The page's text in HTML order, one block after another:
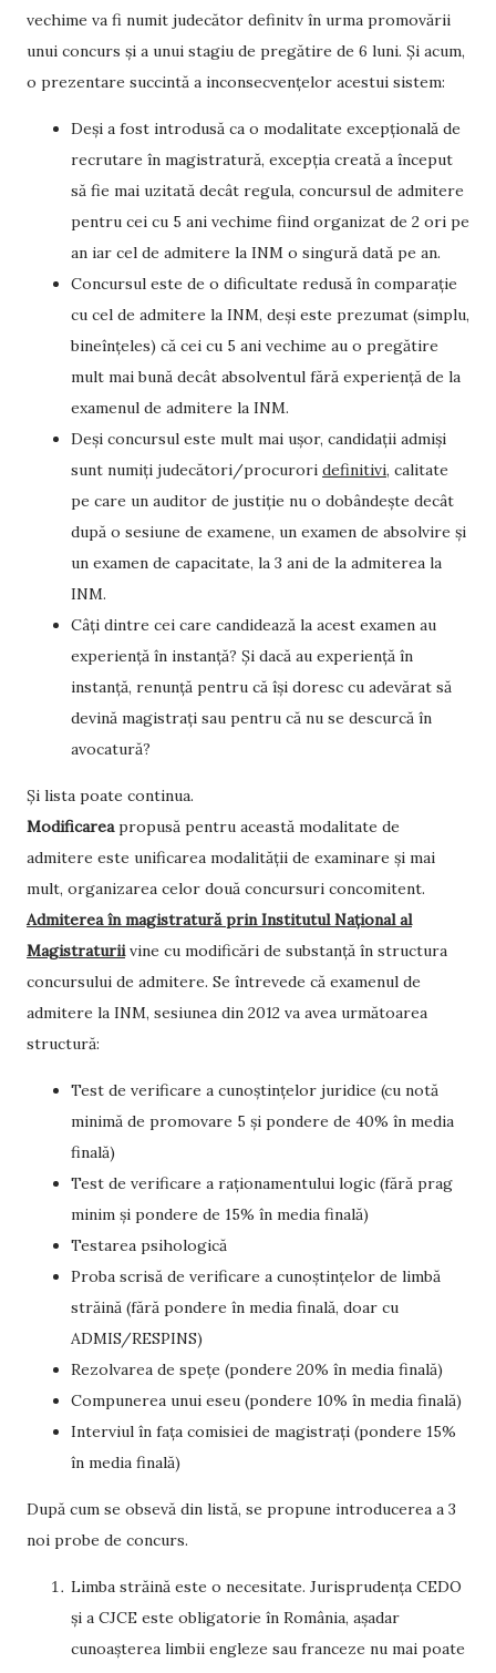
vechime va fi numit judecător definitv în urma promovării
unui concurs și a unui stagiu de pregătire de 6 luni. Și acum,
o prezentare succintă a inconsecvențelor acestui sistem:
Deși a fost introdusă ca o modalitate excepțională de
recrutare în magistratură, excepția creată a început
să fie mai uzitată decât regula, concursul de admitere
pentru cei cu 5 ani vechime fiind organizat de 2 ori pe
an iar cel de admitere la INM o singură dată pe an.
Concursul este de o dificultate redusă în comparație
cu cel de admitere la INM, deși este prezumat (simplu,
bineînțeles) că cei cu 5 ani vechime au o pregătire
mult mai bună decât absolventul fără experiență de la
examenul de admitere la INM.
Deși concursul este mult mai ușor, candidații admiși
sunt numiți judecători/procurori definitivi, calitate
pe care un auditor de justiție nu o dobândește decât
după o sesiune de examene, un examen de absolvire și
un examen de capacitate, la 3 ani de la admiterea la
INM.
Câți dintre cei care candidează la acest examen au
experiență în instanță? Și dacă au experiență în
instanță, renunță pentru că își doresc cu adevărat să
devină magistrați sau pentru că nu se descurcă în
avocatură?
Și lista poate continua.
Modificareapropusă pentru această modalitate de
admitere este unificarea modalității de examinare și mai
mult, organizarea celor două concursuri concomitent.
Admiterea în magistratură prin Institutul Național al
Magistraturiivine cu modificări de substanță în structura
concursului de admitere. Se întrevede că examenul de
admitere la INM, sesiunea din 2012 va avea următoarea
structură:
Test de verificare a cunoștințelor juridice (cu notă
minimă de promovare 5 și pondere de 40% în media
finală)
Test de verificare a raționamentului logic (fără prag
minim și pondere de 15% în media finală)
Testarea psihologică
Proba scrisă de verificare a cunoștințelor de limbă
străină (fără pondere în media finală, doar cu
ADMIS/RESPINS)
Rezolvarea de spețe (pondere 20% în media finală)
Compunerea unui eseu (pondere 10% în media finală)
Interviul în fața comisiei de magistrați (pondere 15%
în media finală)
După cum se obsevă din listă, se propune introducerea a 3
noi probe de concurs.
Limba străină este o necesitate. Jurisprudența CEDO
și a CJCE este obligatorie în România, așadar
cunoașterea limbii engleze sau franceze nu mai poate